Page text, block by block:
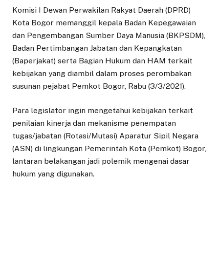
Komisi I Dewan Perwakilan Rakyat Daerah (DPRD)
Kota Bogor memanggil kepala Badan Kepegawaian
dan Pengembangan Sumber Daya Manusia (BKPSDM),
Badan Pertimbangan Jabatan dan Kepangkatan
(Baperjakat) serta Bagian Hukum dan HAM terkait
kebijakan yang diambil dalam proses perombakan
susunan pejabat Pemkot Bogor, Rabu (3/3/2021).
Para legislator ingin mengetahui kebijakan terkait
penilaian kinerja dan mekanisme penempatan
tugas/jabatan (Rotasi/Mutasi) Aparatur Sipil Negara
(ASN) di lingkungan Pemerintah Kota (Pemkot) Bogor,
lantaran belakangan jadi polemik mengenai dasar
hukum yang digunakan.